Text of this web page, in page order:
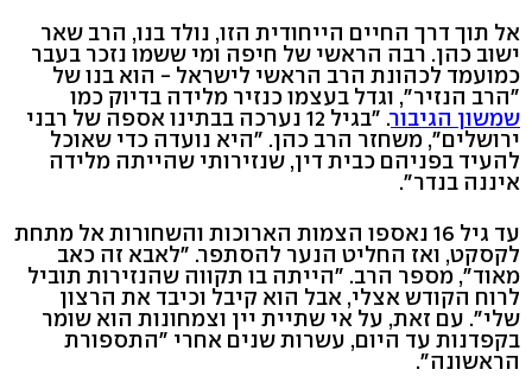
אל תוך דרך החיים הייחודית הזו, נולד בנו, הרב שאר
ישוב כהן. רבה הראשי של חיפה ומי ששמו נזכר בעבר
כמועמד לכהונת הרב הראשי לישראל - הוא בנו של
"הרב הנזיר", וגדל בעצמו כנזיר מלידה בדיוק כמו
שמשון הגיבור . "בגיל 12 נערכה בבתינו אספה של רבני
ירושלים", משחזר הרב כהן. "היא נועדה כדי שאוכל
להעיד בפניהם כבית דין, שנזירותי שהייתה מלידה
איננה בנדר".
עד גיל 16 נאספו הצמות הארוכות והשחורות אל מתחת
לקסקט, ואז החליט הנער להסתפר. "לאבא זה כאב
מאוד", מספר הרב. "הייתה בו תקווה שהנזירות תוביל
לרוח הקודש אצלי, אבל הוא קיבל וכיבד את הרצון
שלי". עם זאת, על אי שתיית יין וצמחונות הוא שומר
בקפדנות עד היום, עשרות שנים אחרי "התספורת
הראשונה".